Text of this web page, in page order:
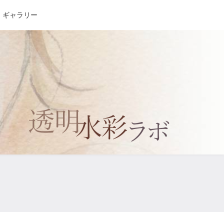
ギャラリー